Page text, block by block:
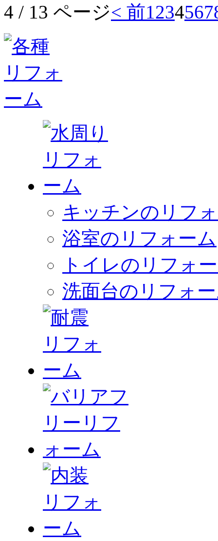
4 / 13 ページ< 前1234567
キッチンのリフ
浴室のリフォーム
トイレのリフォ
洗面台のリフォ